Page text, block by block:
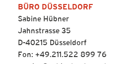
BÜRO DÜSSELDORF
Sabine Hübner
Jahnstrasse 35
D-40215 Düsseldorf
Fon: +49.211.522 899 76